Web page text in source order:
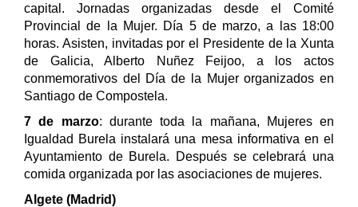
capital. Jornadas organizadas desde el Comité
Provincial de la Mujer. Día 5 de marzo, a las 18:00
horas. Asisten, invitadas por el Presidente de la Xunta
de Galicia, Alberto Nuñez Feijoo, a los actos
conmemorativos del Día de la Mujer organizados en
Santiago de Compostela.
7 de marzo: durante toda la mañana, Mujeres en
Igualdad Burela instalará una mesa informativa en el
Ayuntamiento de Burela. Después se celebrará una
comida organizada por las asociaciones de mujeres.
Algete (Madrid)